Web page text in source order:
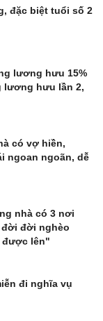
đặc biệt tuổi số 2
lương hưu 15%
lương hưu lần 2,
có vợ hiền,
ngoan ngoãn, dễ
nhà có 3 nơi
đời nghèo
được lên"
đi nghĩa vụ